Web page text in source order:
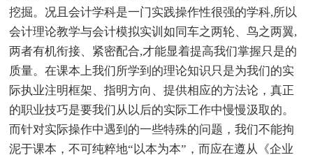
挖掘。况且会计学科是一门实践操作性很强的学科,所以
会计理论教学与会计模拟实训如同车之两轮、鸟之两翼,
两者有机衔接、紧密配合,才能显着提高我们掌握只是的
质量。在课本上我们所学到的理论知识只是为我们的实
际执业注明框架、指明方向、提供相应的方法论，真正
的职业技巧是要我们从以后的实际工作中慢慢汲取的。
而针对实际操作中遇到的一些特殊的问题，我们不能拘
泥于课本，不可纯粹地“以本为本”，而应在遵从《企业